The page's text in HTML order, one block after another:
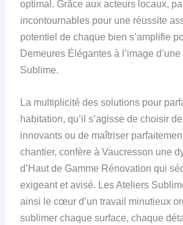
optimal. Grâce aux acteurs locaux,
incontournables pour une réussite
potentiel de chaque bien s’amplifie
Demeures Élégantes à l’image
Sublime.
La multiplicité des solutions pour
habitation, qu’il s’agisse de choisir
innovants ou de maîtriser
chantier, confère à Vaucresson une
d’Haut de Gamme Rénovation qui
exigeant et avisé. Les Ateliers
ainsi le cœur d’un travail minutieux
sublimer chaque surface, chaque